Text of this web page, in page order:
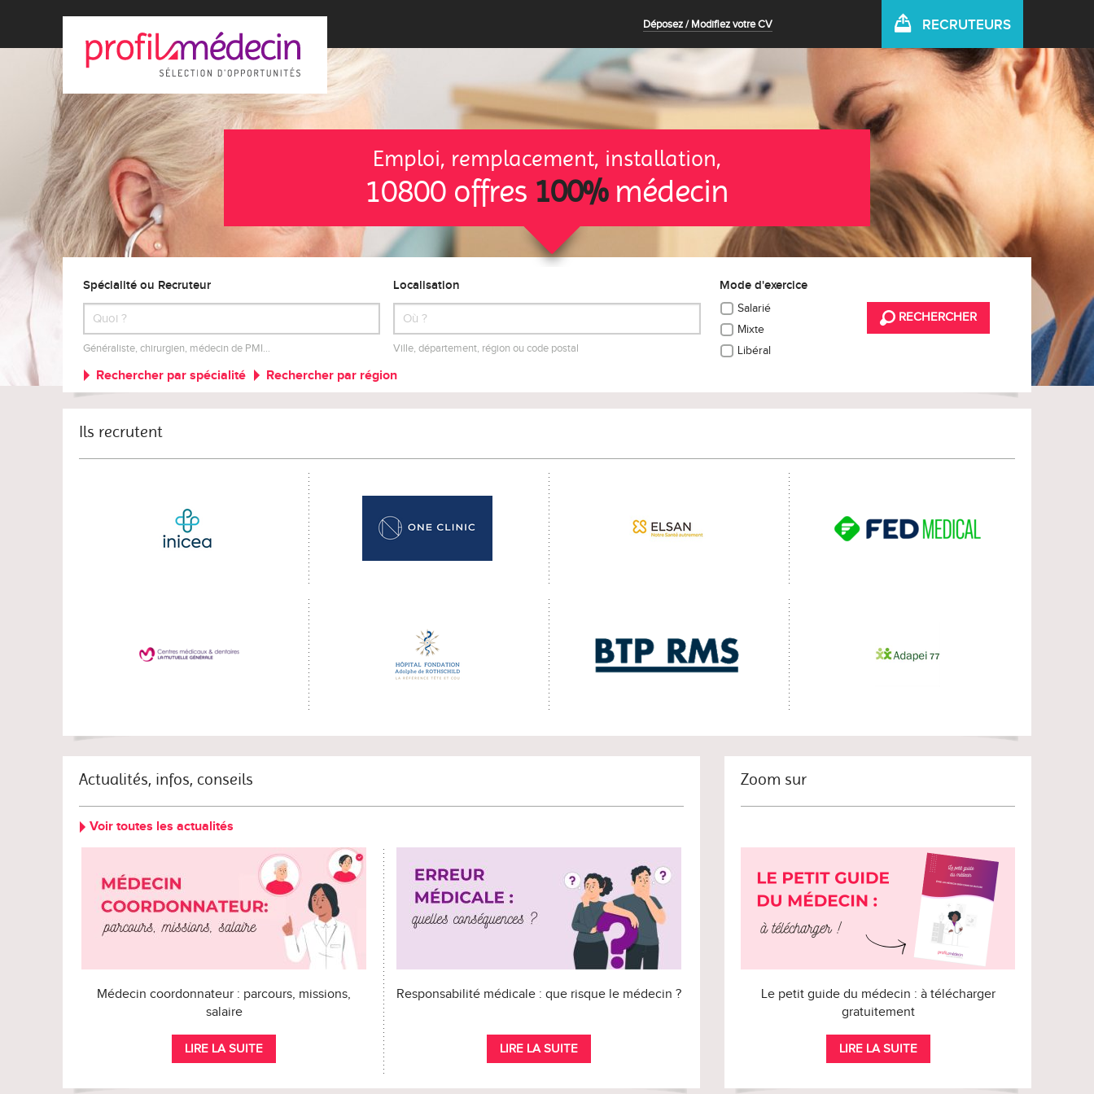
Déposez / Modifiez votre CV RECRUTEURS
Emploi, remplacement, installation,
10800 offres 100%médecin
Spécialité ou Recruteur
Généraliste, chirurgien, médecin de PMI…
Localisation
Ville, département, région ou code postal
Mode d'exercice
Salarié
Mixte
Libéral
RECHERCHER
Rechercher par spécialité Rechercher par région
Ils recrutent
Actualités, infos, conseils
Voir toutes les actualités
Médecin coordonnateur : parcours, missions,
salaire
LIRE LA SUITE
Responsabilité médicale : que risque le médecin ?
LIRE LA SUITE
Zoom sur
Le petit guide du médecin : à télécharger
gratuitement
LIRE LA SUITE